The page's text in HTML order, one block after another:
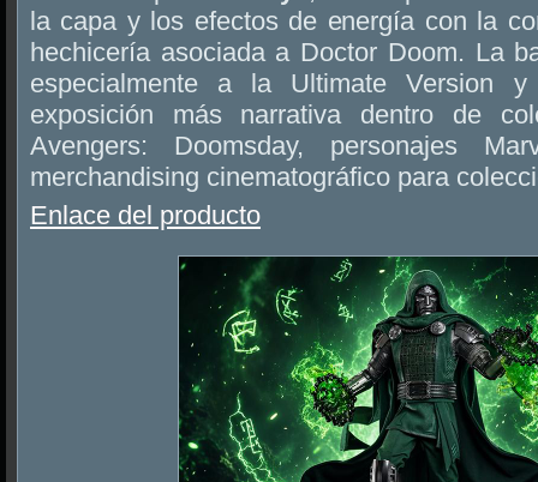
la capa y los efectos de energía con la
hechicería asociada a Doctor Doom. La
especialmente a la Ultimate Version
exposición más narrativa dentro de
Avengers: Doomsday, personajes
merchandising cinematográfico para
Enlace del producto